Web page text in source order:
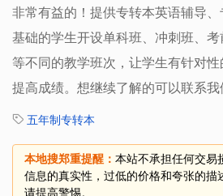
非常有益的！提供专转本英语辅导
基础的学生开设单科班、冲刺班、
等不同的教学班次，让学生有针对
提高成绩。想继续了解的可以联系我
五年制专转本
本地搜郑重提醒： 本站不承担任何交易
信息的真实性，过低的价格和夸张的描
请提高警惕。